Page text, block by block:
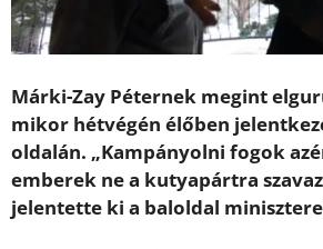
Márki-Zay Péternek megint
mikor hétvégén élőben
oldalán. „Kampányolni fogok
emberek ne a kutyapártra
jelentette ki a baloldal